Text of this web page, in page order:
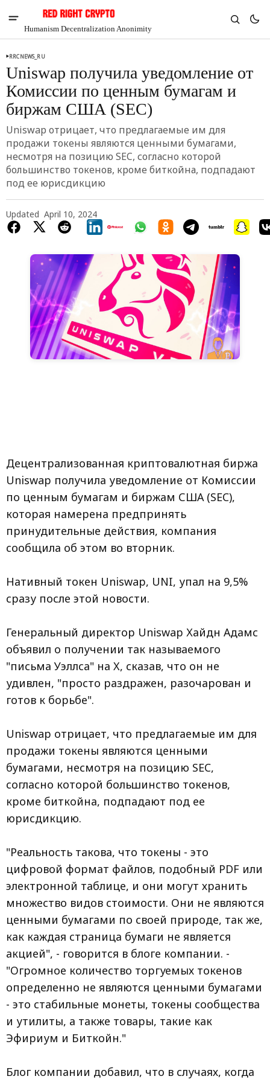
Humanism Decentralization Anonimity
Chia
$1.32
RRCNEWS_RU
Uniswap получила уведомление от
Комиссии по ценным бумагам и
биржам США (SEC)
Uniswap отрицает, что предлагаемые им для
продажи токены являются ценными бумагами,
несмотря на позицию SEC, согласно которой
большинство токенов, кроме биткойна, подпадают
под ее юрисдикцию
Updated April 10, 2024
Децентрализованная криптовалютная биржа
Uniswap получила уведомление от Комиссии
по ценным бумагам и биржам США (SEC),
которая намерена предпринять
принудительные действия, компания
сообщила об этом во вторник.
Нативный токен Uniswap, UNI, упал на 9,5%
сразу после этой новости.
Генеральный директор Uniswap Хайдн Адамс
объявил о получении так называемого
"письма Уэллса" на X, сказав, что он не
удивлен, "просто раздражен, разочарован и
готов к борьбе".
Uniswap отрицает, что предлагаемые им для
продажи токены являются ценными
бумагами, несмотря на позицию SEC,
согласно которой большинство токенов,
кроме биткойна, подпадают под ее
юрисдикцию.
"Реальность такова, что токены - это
цифровой формат файлов, подобный PDF или
электронной таблице, и они могут хранить
множество видов стоимости. Они не являются
ценными бумагами по своей природе, так же,
как каждая страница бумаги не является
акцией", - говорится в блоге компании. -
"Огромное количество торгуемых токенов
определенно не являются ценными бумагами
- это стабильные монеты, токены сообщества
и утилиты, а также товары, такие как
Эфириум и Биткойн."
Блог компании добавил, что в случаях, когда